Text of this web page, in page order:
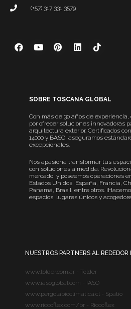
(+57) 317 331 3579
SOBRE TOSCANA GLOBAL
Con más de 30 años de
por ofrecer soluciones innovadoras
arquitectura exterior. Certificados con
14000 y BASC, aseguramos
excepcionales.
Nos apasiona transformar tus
con soluciones a medida.
mercado y poseemos operaciones
Estados Unidos, España, Francia,
Panamá, Brasil, entre otros.
espacios, lugares únicos y
NUESTROS PARTNERS AL
www.tolder.com.ar - Tolder
www.iasoglobal.com - IASO
www.pergolabioclimatica.cl - Spatio
www.riccoflex.com/br - Riccoflex